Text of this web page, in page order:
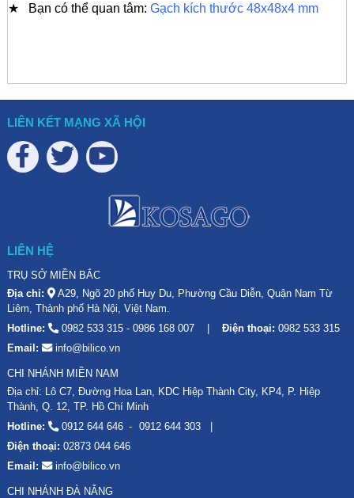
★ Bạn có thể quan tâm: Gạch kích thước 48x48x4 mm
LIÊN KẾT MẠNG XÃ HỘI
LIÊN HỆ
TRỤ SỞ MIỀN BẮC
Địa chỉ:
A29, Ngõ 20 phố Huy Du, Phường Cầu Diễn, Quận Nam Từ
Liêm, Thành phố Hà Nội, Việt Nam.
Hotline:
0982 533 315 - 0986 168 007 Điện thoại: 0982 533 315
Email:
info@bilico.vn
CHI NHÁNH MIỀN NAM
Địa chỉ: Lô C7, Đường Hoa Lan, KDC Hiệp Thành City, KP4, P. Hiệp
Thành, Q. 12, TP. Hồ Chí Minh
Hotline:
0912 644 646
0912 644 303
Điện thoại: 02873 044 646
Email:
info@bilico.vn
CHI NHÁNH ĐÀ NẴNG